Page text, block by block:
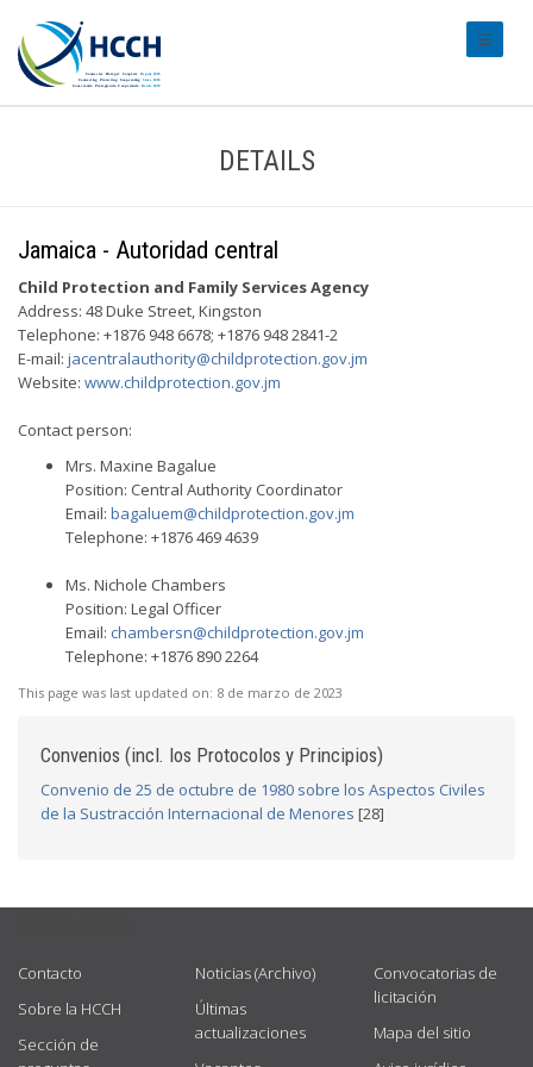
DETAILS
Jamaica - Autoridad central
Child Protection and Family Services Agency
Address: 48 Duke Street, Kingston
Telephone: +1876 948 6678; +1876 948 2841-2
E-mail: jacentralauthority@childprotection.gov.jm
Website: www.childprotection.gov.jm
Contact person:
Mrs. Maxine Bagalue
Position: Central Authority Coordinator
Email: bagaluem@childprotection.gov.jm
Telephone: +1876 469 4639
Ms. Nichole Chambers
Position: Legal Officer
Email: chambersn@childprotection.gov.jm
Telephone: +1876 890 2264
This page was last updated on: 8 de marzo de 2023
Convenios (incl. los Protocolos y Principios)
Convenio de 25 de octubre de 1980 sobre los Aspectos Civiles
de la Sustracción Internacional de Menores [28]
Contacto
Sobre la HCCH
Sección de
Noticias (Archivo)
Últimas
actualizaciones
Convocatorias de
licitación
Mapa del sitio